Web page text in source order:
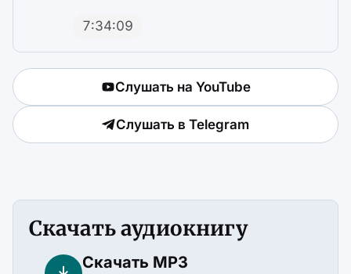
7:34:09
Слушать на YouTube
Слушать в Telegram
Скачать аудиокнигу
Скачать MP3